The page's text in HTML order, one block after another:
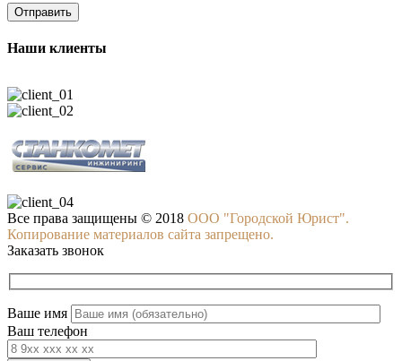
Наши клиенты
Все права защищены © 2018 ООО "Городской Юрист".
Копирование материалов сайта запрещено.
Заказать звонок
Ваше имя
Ваш телефон